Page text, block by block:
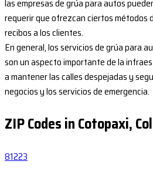
las empresas de grúa para autos
requerir que ofrezcan ciertos métodos
recibos a los clientes.
En general, los servicios de grúa para
son un aspecto importante de la
a mantener las calles despejadas y
negocios y los servicios de emergencia.
ZIP Codes in Cotopaxi,
81223